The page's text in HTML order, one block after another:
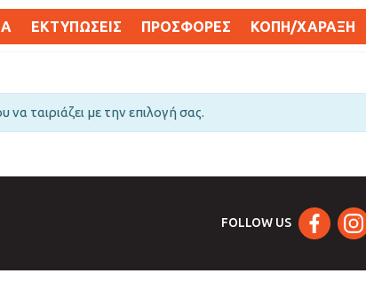
ΕΚΤΥΠΩΣΕΙΣ ΠΡΟΣΦΟΡΕΣ ΚΟΠΗ/ΧΑΡΑΞΗ
ταιριάζει με την επιλογή σας.
FOLLOW US